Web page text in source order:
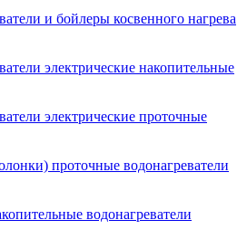
и бойлеры косвенного нагрева
электрические накопительные
электрические проточные
проточные водонагреватели
водонагреватели